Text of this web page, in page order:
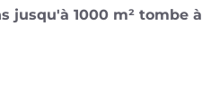
jusqu'à 1000 m² tombe à